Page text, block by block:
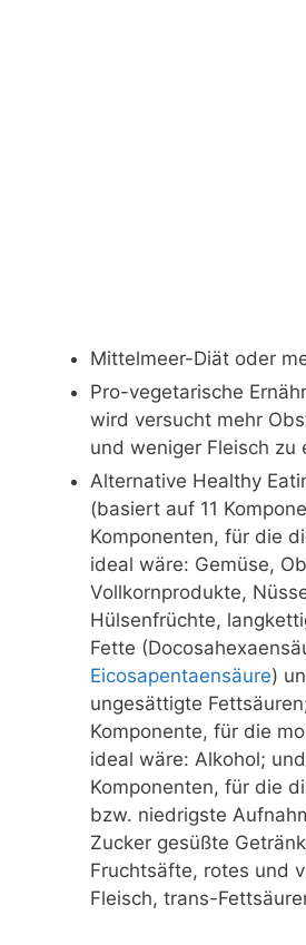
Mittelmeer-Diät oder
Pro-vegetarische
wird versucht mehr
und weniger Fleisch zu
Alternative Healthy
(basiert auf 11
Komponenten, für die
ideal wäre: Gemüse,
Vollkornprodukte,
Hülsenfrüchte,
Fette
Eicosapentaensäure)
ungesättigte
Komponente, für die
ideal wäre: Alkohol;
Komponenten, für die
bzw. niedrigste
Zucker gesüßte
Fruchtsäfte, rotes und
Fleisch, trans-